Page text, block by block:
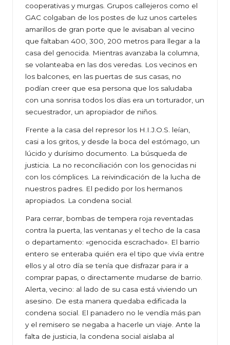
cooperativas y murgas. Grupos callejeros como el
GAC colgaban de los postes de luz unos carteles
amarillos de gran porte que le avisaban al vecino
que faltaban 400, 300, 200 metros para llegar a la
casa del genocida. Mientras avanzaba la columna,
se volanteaba en las dos veredas. Los vecinos en
los balcones, en las puertas de sus casas, no
podían creer que esa persona que los saludaba
con una sonrisa todos los días era un torturador, un
secuestrador, un apropiador de niños.
Frente a la casa del represor los H.I.J.O.S. leían,
casi a los gritos, y desde la boca del estómago, un
lúcido y durísimo documento. La búsqueda de
justicia. La no reconciliación con los genocidas ni
con los cómplices. La reivindicación de la lucha de
nuestros padres. El pedido por los hermanos
apropiados. La condena social.
Para cerrar, bombas de tempera roja reventadas
contra la puerta, las ventanas y el techo de la casa
o departamento: «genocida escrachado». El barrio
entero se enteraba quién era el tipo que vivía entre
ellos y al otro día se tenía que disfrazar para ir a
comprar papas, o directamente mudarse de barrio.
Alerta, vecino: al lado de su casa está viviendo un
asesino. De esta manera quedaba edificada la
condena social. El panadero no le vendía más pan
y el remisero se negaba a hacerle un viaje. Ante la
falta de justicia, la condena social aislaba al